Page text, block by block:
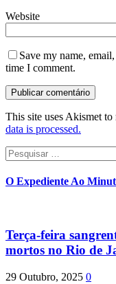
Website
Save my name,
time I comment.
This site uses Akismet to
data is processed.
Pesquisar
por:
O Expediente Ao
Terça-feira
mortos no Rio de
29 Outubro, 2025 0